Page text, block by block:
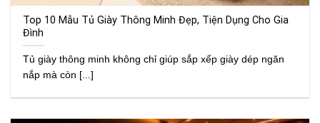
Top 10 Mẫu Tủ Giày Thông Minh Đẹp, Tiện Dụng Cho Gia
Đình
Tủ giày thông minh không chỉ giúp sắp xếp giày dép ngăn
nắp mà còn [...]